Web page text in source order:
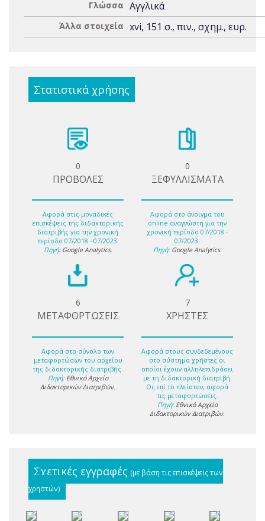
Γλώσσα Αγγλικά
Άλλα στοιχεία xvi, 151 σ., πιν., σχημ., ευρ.
Στατιστικά χρήσης
0
ΠΡΟΒΟΛΕΣ
Αφορά στις μοναδικές
επισκέψεις της διδακτορικής
διατριβής για την χρονική
περίοδο 07/2018 - 07/2023.
Πηγή: Google Analytics.
0
ΞΕΦΥΛΛΙΣΜΑΤΑ
Αφορά στο άνοιγμα του
online αναγνώστη για την
χρονική περίοδο 07/2018 -
07/2023.
Πηγή: Google Analytics.
6
ΜΕΤΑΦΟΡΤΩΣΕΙΣ
Αφορά στο σύνολο των
μεταφορτώσων του αρχείου
της διδακτορικής διατριβής.
Πηγή: Εθνικό Αρχείο
Διδακτορικών Διατριβών.
7
ΧΡΗΣΤΕΣ
Αφορά στους συνδεδεμένους
στο σύστημα χρήστες οι
οποίοι έχουν αλληλεπιδράσει
με τη διδακτορική διατριβή.
Ως επί το πλείστον, αφορά
τις μεταφορτώσεις.
Πηγή: Εθνικό Αρχείο
Διδακτορικών Διατριβών.
Σχετικές εγγραφές (με βάση τις επισκέψεις των
χρηστών)